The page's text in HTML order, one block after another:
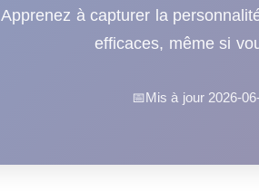
Apprenez à capturer la
efficaces, même si
📅Mis à jour 2026-